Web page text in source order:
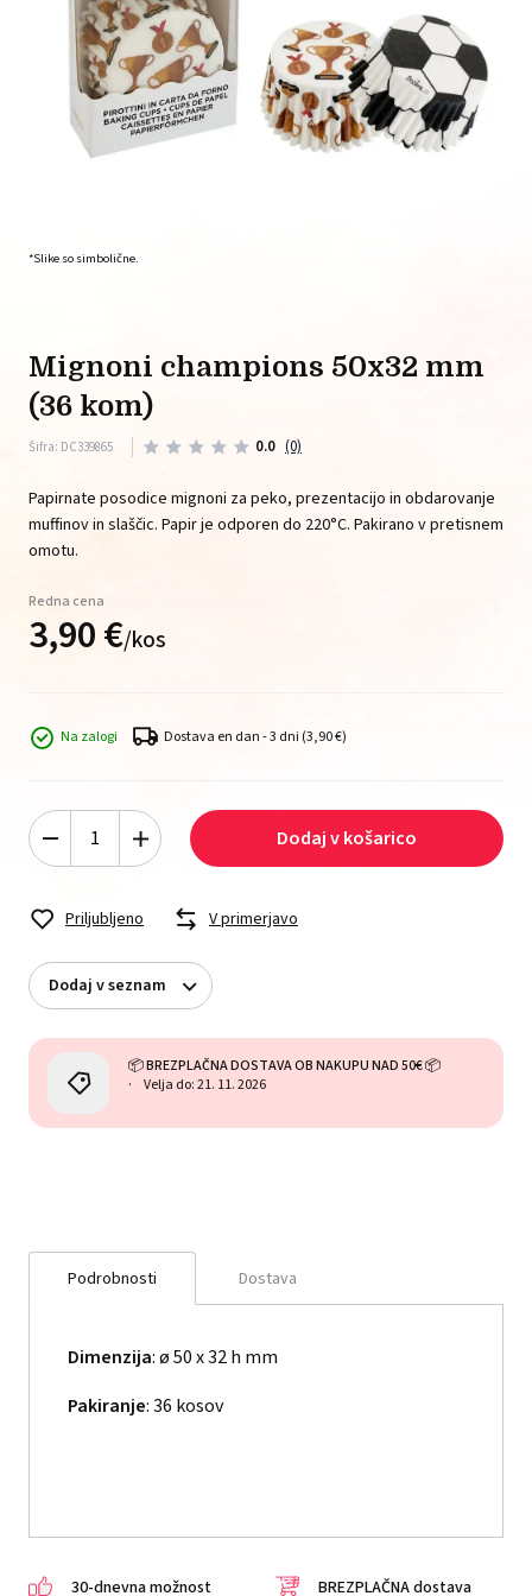
*Slike so simbolične.
mignoni champions 50x32 mm
(36 kom)
Šifra: DC339865 0.0 (0)
Papirnate posodice mignoni za peko, prezentacijo in obdarovanje
muffinov in slaščic. Papir je odporen do 220°C. Pakirano v pretisnem
omotu.
Redna cena
3,90€/kos
Na zalogi Dostava en dan - 3 dni (3,90 €)
Dodaj v košarico
Priljubljeno V primerjavo
Dodaj v seznam
📦 BREZPLAČNA DOSTAVA OB NAKUPU NAD 50€ 📦
Velja do: 21. 11. 2026
Podrobnosti Dostava
Dimenzija: ø 50 x 32 h mm
Pakiranje: 36 kosov
30-dnevna možnost BREZPLAČNA dostava